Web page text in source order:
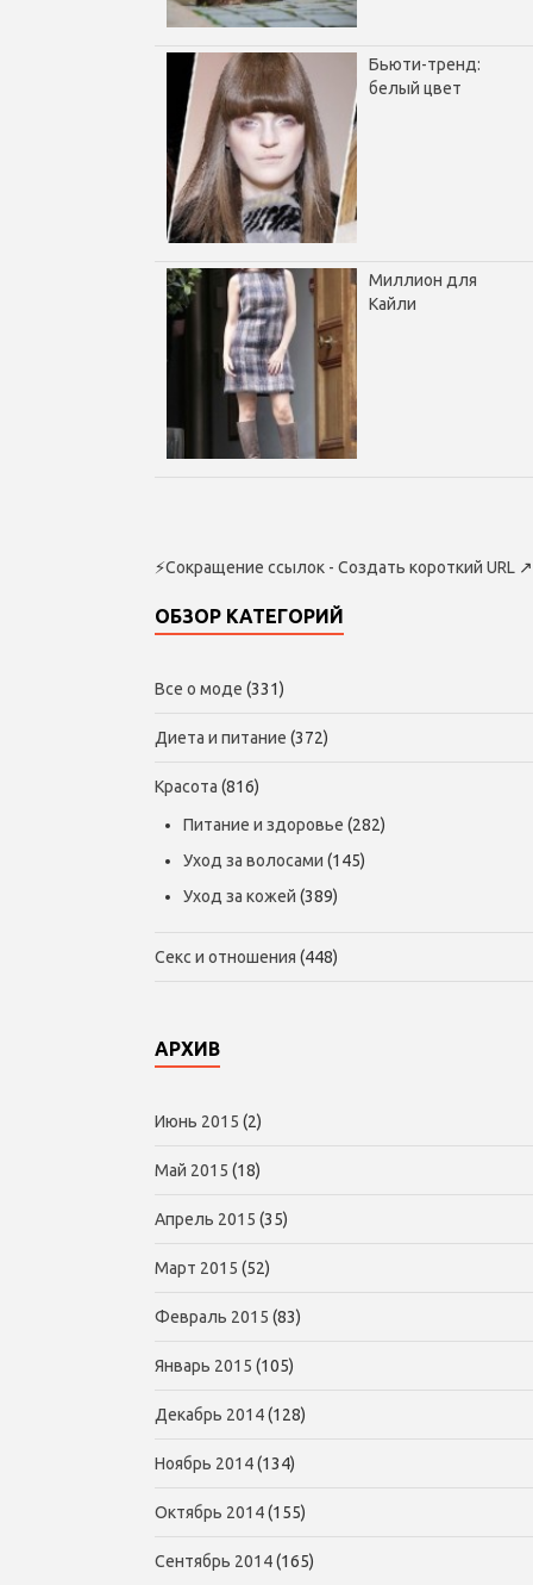
Бьюти-тренд:
белый цвет
Миллион для
Кайли
⚡Сокращение ссылок - Создать короткий URL ↗
ОБЗОР КАТЕГОРИЙ
Все о моде (331)
Диета и питание (372)
Красота (816)
Питание и здоровье (282)
Уход за волосами (145)
Уход за кожей (389)
Секс и отношения (448)
АРХИВ
Июнь 2015 (2)
Май 2015 (18)
Апрель 2015 (35)
Март 2015 (52)
Февраль 2015 (83)
Январь 2015 (105)
Декабрь 2014(128)
Ноябрь 2014(134)
Октябрь 2014(155)
Сентябрь 2014(165)